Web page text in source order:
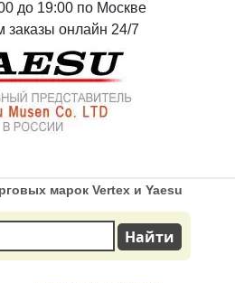
до 19:00 по Москве
заказы онлайн 24/7
марок Vertex и Yaesu